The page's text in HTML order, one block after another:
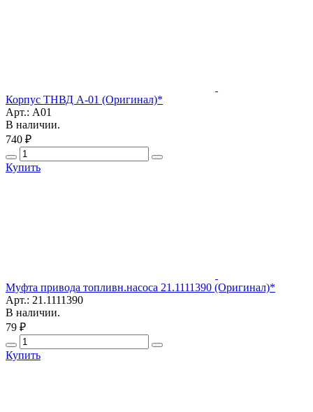
Корпус ТНВД А-01 (Оригинал)*
Арт.: А01
В наличии.
740 ₽
Купить
Муфта привода топливн.насоса 21.1111390 (Оригинал)*
Арт.: 21.1111390
В наличии.
79 ₽
Купить